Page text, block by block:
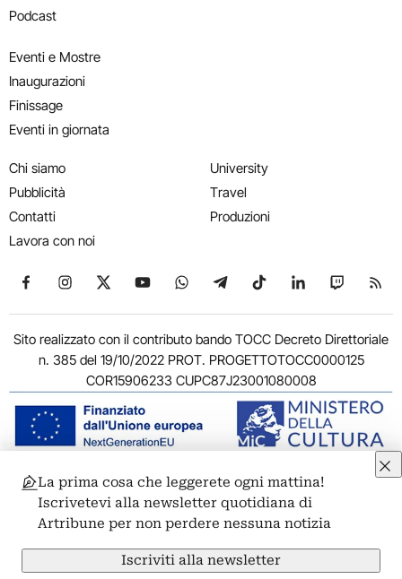
Podcast
Eventi e Mostre
Inaugurazioni
Finissage
Eventi in giornata
Chi siamo
Pubblicità
Contatti
Lavora con noi
University
Travel
Produzioni
Seguici su Facebook
Seguici su Instagram
Seguici su X
Seguici su YouTube
Seguici su WhatsApp
Seguici su Telegram
Seguici su TikTok
Seguici su
Seguici
Sito realizzato con il contributo bando TOCC Decreto Direttoriale
n. 385 del 19/10/2022 PROT. PROGETTOTOCC0000125
COR15906233 CUPC87J23001080008
© 2011-2026 ARTRIBUNE srl – Corso Vittorio Emanuele II, 287 –
00186 Roma - P.I. 11381581005
Privacy: Responsabile della protezione dei dati personali
ARTRIBUNE srl – Corso Vittorio Emanuele II, 287 – 00186 Roma
Termini e condizioniPrivacy PolicyCookie PolicyCredits
La prima cosa che leggerete ogni mattina!
Iscrivetevi alla newsletter quotidiana di
Artribune per non perdere nessuna notizia
Iscriviti alla newsletter